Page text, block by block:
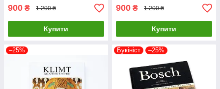
900 ₴ 1 200 ₴
Купити
900 ₴ 1 200 ₴
Купити
–25% Букініст –25%